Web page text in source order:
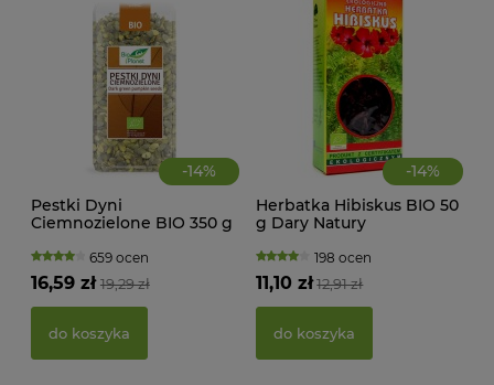
-14%
Pestki Dyni
Ciemnozielone BIO 350 g
659 ocen
19,29 zł
16,59 zł
do koszyka
-14%
Herbatka Hibiskus BIO 50
g Dary Natury
198 ocen
12,91 zł
11,10 zł
do koszyka